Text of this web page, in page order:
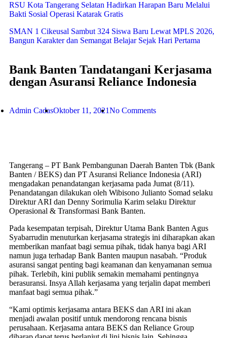
RSU Kota Tangerang Selatan Hadirkan Harapan Baru Melalui
Bakti Sosial Operasi Katarak Gratis
SMAN 1 Cikeusal Sambut 324 Siswa Baru Lewat MPLS 2026,
Bangun Karakter dan Semangat Belajar Sejak Hari Pertama
Bank Banten Tandatangani Kerjasama
dengan Asuransi Reliance Indonesia
Admin CadasOktober 11, 2021No Comments
Tangerang – PT Bank Pembangunan Daerah Banten Tbk (Bank
Banten / BEKS) dan PT Asuransi Reliance Indonesia (ARI)
mengadakan penandatangan kerjasama pada Jumat (8/11).
Penandatangan dilakukan oleh Wibisono Julianto Somad selaku
Direktur ARI dan Denny Sorimulia Karim selaku Direktur
Operasional & Transformasi Bank Banten.
Pada kesempatan terpisah, Direktur Utama Bank Banten Agus
Syabarrudin menuturkan kerjasama strategis ini diharapkan akan
memberikan manfaat bagi semua pihak, tidak hanya bagi ARI
namun juga terhadap Bank Banten maupun nasabah. “Produk
asuransi sangat penting bagi keamanan dan kenyamanan semua
pihak. Terlebih, kini publik semakin memahami pentingnya
berasuransi. Insya Allah kerjasama yang terjalin dapat memberi
manfaat bagi semua pihak.”
“Kami optimis kerjasama antara BEKS dan ARI ini akan
menjadi awalan positif untuk mendorong rencana bisnis
perusahaan. Kerjasama antara BEKS dan Reliance Group